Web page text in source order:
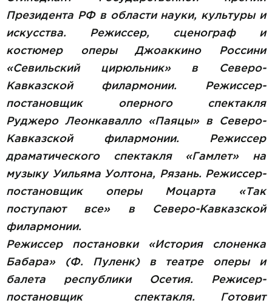
Президента РФ в области науки, культуры и
искусства. Режиссер, сценограф и
костюмер оперы Джоаккино Россини
«Севильский цирюльник» в Северо-
Кавказской филармонии. Режиссер-
постановщик оперного спектакля
Руджеро Леонкавалло «Паяцы» в Северо-
Кавказской филармонии. Режиссер
драматического спектакля «Гамлет» на
музыку Уильяма Уолтона, Рязань. Режиссер-
постановщик оперы Моцарта «Так
поступают все» в Северо-Кавказской
филармонии.
Режиссер постановки «История слоненка
Бабара» (Ф. Пуленк) в театре оперы и
балета республики Осетия. Режисер-
постановщик спектакля. Готовит